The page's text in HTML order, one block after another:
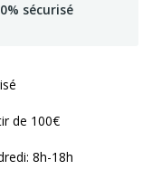
sécurisé
de 100€
8h-18h